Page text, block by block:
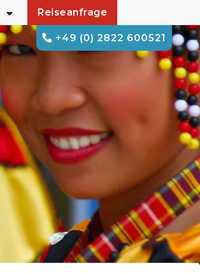
+49 (0) 2822 600521
Reiseanfrage